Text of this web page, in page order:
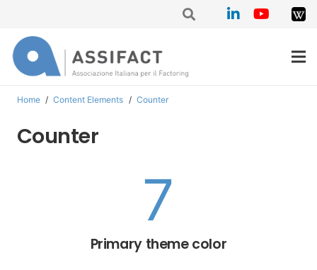
Home / Content Elements / Counter
Counter
8
Primary theme color